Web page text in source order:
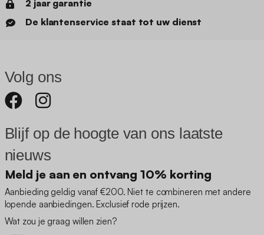
2 jaar garantie
De klantenservice staat tot uw dienst
Volg ons
Blijf op de hoogte van ons laatste
nieuws
Meld je aan en ontvang 10% korting
Aanbieding geldig vanaf €200. Niet te combineren met andere
lopende aanbiedingen. Exclusief rode prijzen.
Wat zou je graag willen zien?